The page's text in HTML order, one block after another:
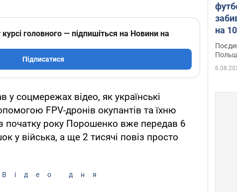
головного — підпишіться на Новини на
Підписатися
соцмережах відео, як українські
FPV-дронів окупантів та їхню
початку року Порошенко вже передав 6
у війська, а ще 2 тисячі повіз просто
Відео дня
на
Відео